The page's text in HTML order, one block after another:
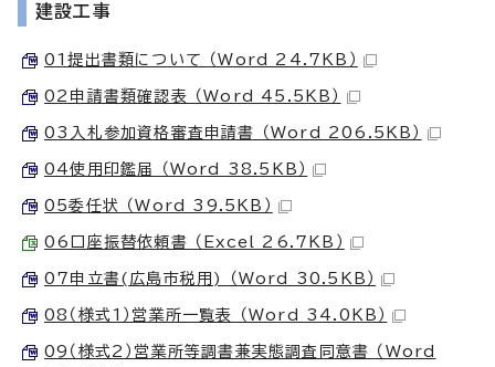
建設工事
01提出書類について （Word 24.7KB）
02申請書類確認表 （Word 45.5KB）
03入札参加資格審査申請書 （Word 206.5KB）
04使用印鑑届 （Word 38.5KB）
05委任状 （Word 39.5KB）
06口座振替依頼書 （Excel 26.7KB）
07申立書(広島市税用) （Word 30.5KB）
08（様式1）営業所一覧表 （Word 34.0KB）
09（様式2）営業所等調書兼実態調査同意書 （Word